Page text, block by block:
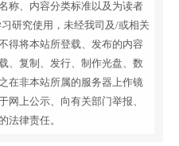
称、内容分类标准以及为读者
研究使用，未经我司及/或相关
得将本站所登载、发布的内容
、复制、发行、制作光盘、数
在非本站所属的服务器上作镜
网上公示、向有关部门举报、
法律责任。